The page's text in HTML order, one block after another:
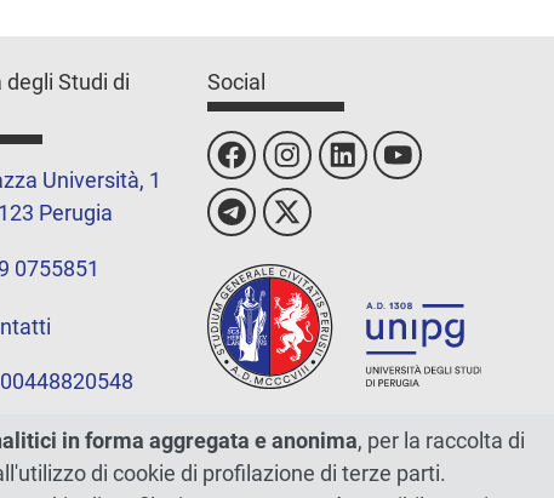
degli Studi di
Università, 1
Perugia
0755851
Social
in forma aggregata e anonima, per la raccolta di
di cookie di profilazione di terze parti.